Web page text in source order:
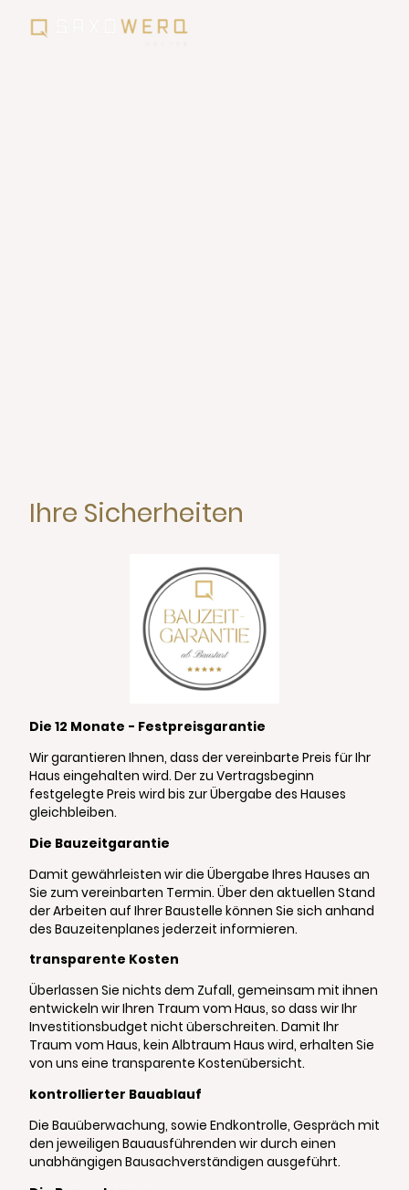
Ihre Sicherheiten
Die 12 Monate - Festpreisgarantie
Wir garantieren Ihnen, dass der vereinbarte Preis für Ihr
Haus eingehalten wird. Der zu Vertragsbeginn
festgelegte Preis wird bis zur Übergabe des Hauses
gleichbleiben.
Die Bauzeitgarantie
Damit gewährleisten wir die Übergabe Ihres Hauses an
Sie zum vereinbarten Termin. Über den aktuellen Stand
der Arbeiten auf Ihrer Baustelle können Sie sich anhand
des Bauzeitenplanes jederzeit informieren.
transparente Kosten
Überlassen Sie nichts dem Zufall, gemeinsam mit ihnen
entwickeln wir Ihren Traum vom Haus, so dass wir Ihr
Investitionsbudget nicht überschreiten. Damit Ihr
Traum vom Haus, kein Albtraum Haus wird, erhalten Sie
von uns eine transparente Kostenübersicht.
kontrollierter Bauablauf
Die Bauüberwachung, sowie Endkontrolle, Gespräch mit
den jeweiligen Bauausführenden wir durch einen
unabhängigen Bausachverständigen ausgeführt.